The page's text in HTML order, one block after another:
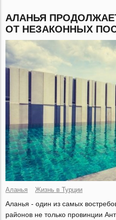
АЛАНЬЯ
ОТ НЕЗАКОННЫХ
Аланья Жизнь в Турции
Аланья - один из самых
районов не только провинции